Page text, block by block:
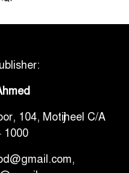
ম্যাচে গোল ভিনির, ইতিহাস
জিতবে ব্রাজিল
৩শ কেজি বই বিক্রির
মাদ্রাসা সুপারের বিরুদ্ধে
104, Motijheel C/A
1000